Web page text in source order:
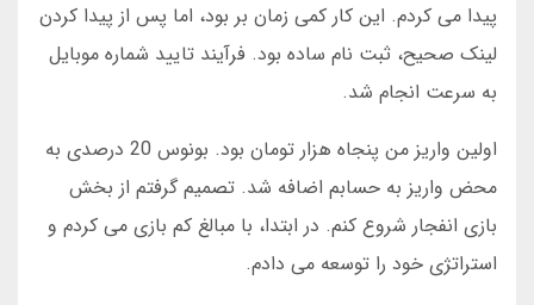
پیدا می کردم. این کار کمی زمان بر بود، اما پس از پیدا کردن
لینک صحیح، ثبت نام ساده بود. فرآیند تایید شماره موبایل
به سرعت انجام شد.
اولین واریز من پنجاه هزار تومان بود. بونوس 20 درصدی به
محض واریز به حسابم اضافه شد. تصمیم گرفتم از بخش
بازی انفجار شروع کنم. در ابتدا، با مبالغ کم بازی می کردم و
استراتژی خود را توسعه می دادم.